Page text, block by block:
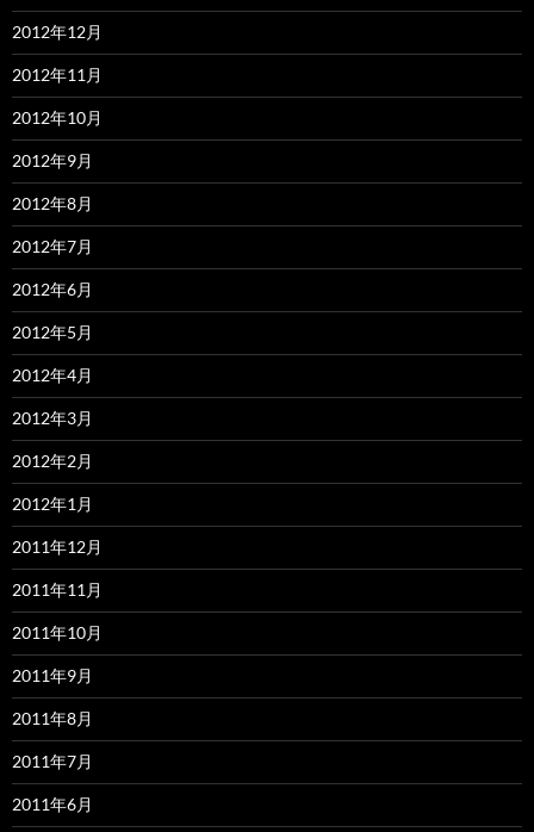
2012年12月
2012年11月
2012年10月
2012年9月
2012年8月
2012年7月
2012年6月
2012年5月
2012年4月
2012年3月
2012年2月
2012年1月
2011年12月
2011年11月
2011年10月
2011年9月
2011年8月
2011年7月
2011年6月